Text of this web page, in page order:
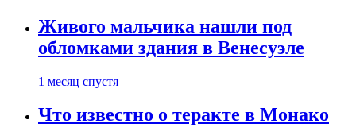
Живого мальчика нашли под
обломками здания в Венесуэле
1 месяц спустя
Что известно о теракте в Монако